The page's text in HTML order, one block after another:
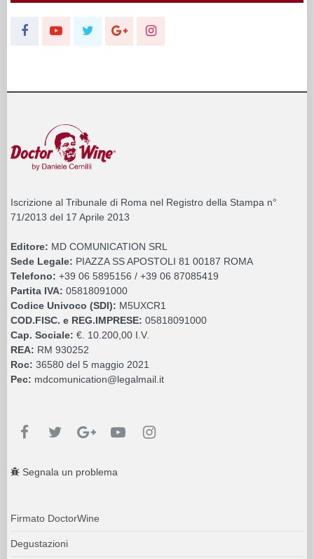
Iscrizione al Tribunale di Roma nel Registro della Stampa n°
71/2013 del 17 Aprile 2013
Editore: MD COMUNICATION SRL
Sede Legale: PIAZZA SS APOSTOLI 81 00187 ROMA
Telefono: +39 06 5895156 / +39 06 87085419
Partita IVA: 05818091000
Codice Univoco (SDI): M5UXCR1
COD.FISC. e REG.IMPRESE: 05818091000
Cap. Sociale: €. 10.200,00 I.V.
REA: RM 930252
Roc: 36580 del 5 maggio 2021
Pec: mdcomunication@legalmail.it
Segnala un problema
Firmato DoctorWine
Degustazioni